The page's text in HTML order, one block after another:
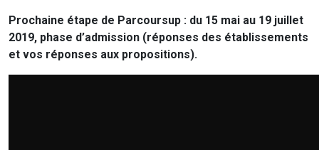
Prochaine étape de Parcoursup : du 15 mai au 19 juillet
2019, phase d’admission (réponses des établissements
et vos réponses aux propositions).